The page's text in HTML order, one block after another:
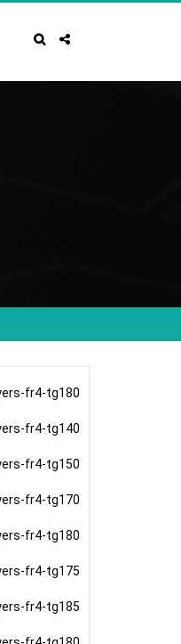
Skip
fr4-tg180
fr4-tg140
fr4-tg150
fr4-tg170
fr4-tg180
fr4-tg175
fr4-tg185